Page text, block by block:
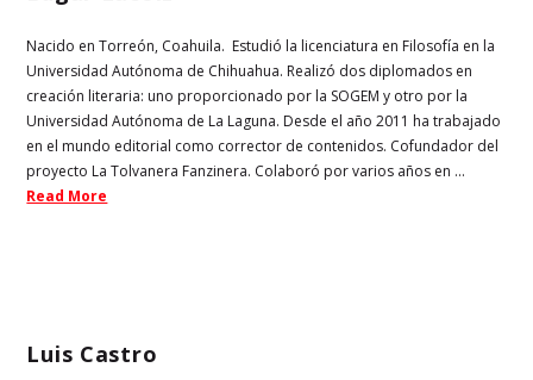
Nacido en Torreón, Coahuila. Estudió la licenciatura en Filosofía en la
Universidad Autónoma de Chihuahua. Realizó dos diplomados en
creación literaria: uno proporcionado por la SOGEM y otro por la
Universidad Autónoma de La Laguna. Desde el año 2011 ha trabajado
en el mundo editorial como corrector de contenidos. Cofundador del
proyecto La Tolvanera Fanzinera. Colaboró por varios años en ...
Read More
Luis Castro